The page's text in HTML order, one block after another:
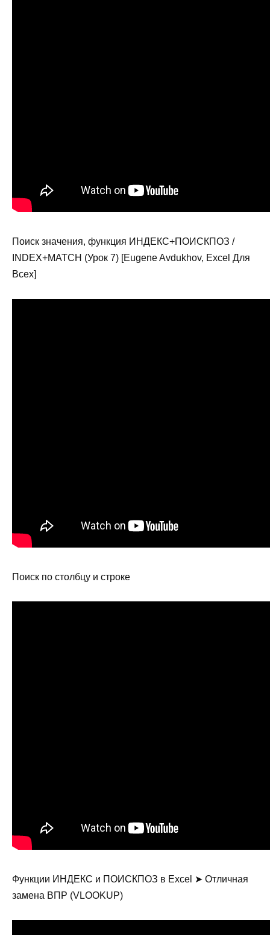
Поиск значения, функция ИНДЕКС+ПОИСКПОЗ /
INDEX+MATCH (Урок 7) [Eugene Avdukhov, Excel Для
Всех]
Поиск по столбцу и строке
Функции ИНДЕКС и ПОИСКПОЗ в Excel ➤ Отличная
замена ВПР (VLOOKUP)